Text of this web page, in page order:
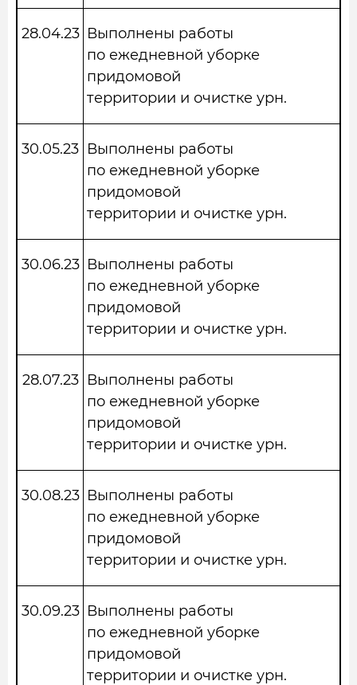
28.04.23 Выполнены работы
по ежедневной уборке
придомовой
территории и очистке урн.
30.05.23 Выполнены работы
по ежедневной уборке
придомовой
территории и очистке урн.
30.06.23 Выполнены работы
по ежедневной уборке
придомовой
территории и очистке урн.
28.07.23 Выполнены работы
по ежедневной уборке
придомовой
территории и очистке урн.
30.08.23 Выполнены работы
по ежедневной уборке
придомовой
территории и очистке урн.
30.09.23 Выполнены работы
по ежедневной уборке
придомовой
территории и очистке урн.